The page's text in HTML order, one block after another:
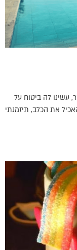
עשינו לה ביטוח על
את הכלב, תיזמנתי